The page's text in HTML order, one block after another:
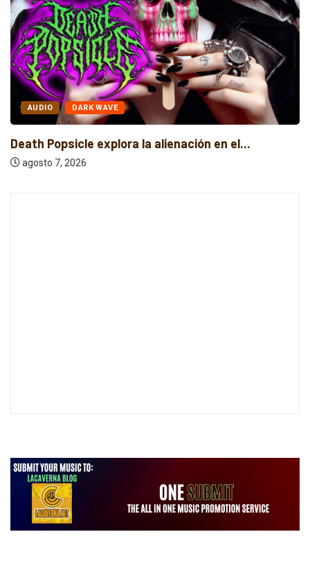
AUDIO DARK WAVE
Death Popsicle explora la alienación en el...
agosto 7, 2026